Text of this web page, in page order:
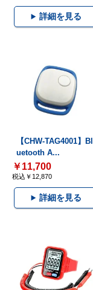
詳細を見る
【CHW-TAG4001】Bl
uetooth A...
￥11,700
税込￥12,870
詳細を見る